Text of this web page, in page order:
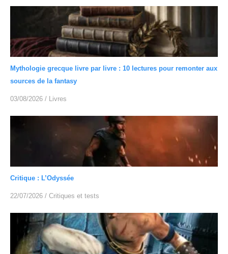
Mythologie grecque livre par livre : 10 lectures pour remonter aux
sources de la fantasy
03/08/2026 / Livres
Critique : L’Odyssée
22/07/2026 / Critiques et tests